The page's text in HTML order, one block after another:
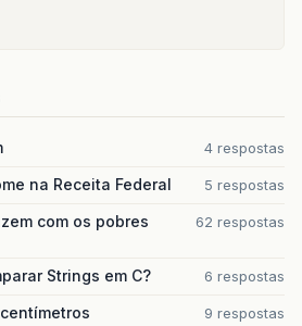
4 respostas
na Receita Federal 5 respostas
com os pobres
62 respostas
Strings em C? 6 respostas
9 respostas